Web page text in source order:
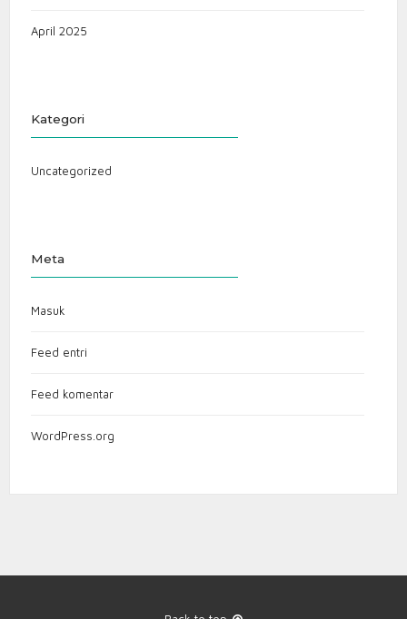
April 2025
Kategori
Uncategorized
Meta
Masuk
Feed entri
Feed komentar
WordPress.org